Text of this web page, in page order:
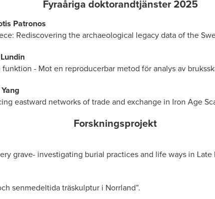
Fyraåriga doktorandtjänster 2025
Patronos
Rediscovering the archaeological legacy data of the
- Mot en reproducerbar metod för analys av
eastward networks of trade and exchange in Iron Age
Forskningsprojekt
grave- investigating burial practices and life ways in
senmedeltida träskulptur i Norrland”.